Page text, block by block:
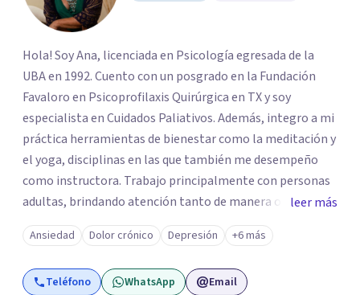
Hola! Soy Ana, licenciada en Psicología egresada de la
UBA en 1992. Cuento con un posgrado en la Fundación
Favaloro en Psicoprofilaxis Quirúrgica en TX y soy
especialista en Cuidados Paliativos. Además, integro a mi
práctica herramientas de bienestar como la meditación y
el yoga, disciplinas en las que también me desempeño
como instructora. Trabajo principalmente con personas
adultas, brindando atención tanto de manera online
como en el consultorio, adaptándome a las necesidades
de cada paciente. Acompaño procesos vinculados a la
ansiedad, la depresión, el estrés, el duelo, el dolor crónico
y distintos momentos vitales que requieren contención,
leer más
Ansiedad Dolor crónico Depresión +6 más
Teléfono WhatsApp Email